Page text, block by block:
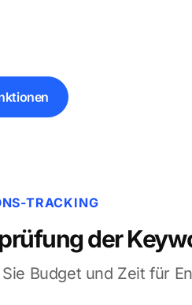
TRACKING
der
Budget und Zeit für